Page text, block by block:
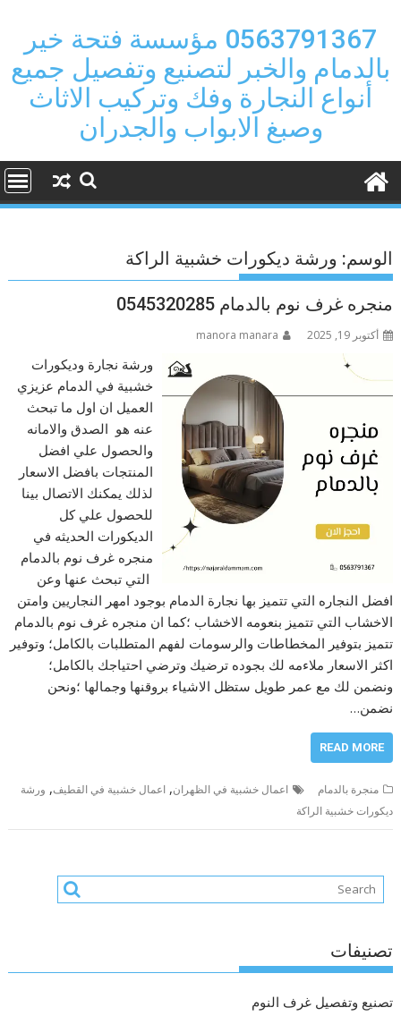
content
0563791367 مؤسسة فتحة خير
بالدمام والخبر لتصنيع وتفصيل جميع
أنواع النجارة وفك وتركيب الاثاث
وصبغ الابواب والجدران
الوسم: ورشة ديكورات خشبية الراكة
منجره غرف نوم بالدمام 0545320285
أكتوبر 19, 2025 manora manara
ورشة نجارة وديكورات
خشبية في الدمام عزيزي
العميل ان اول ما تبحث
عنه هو الصدق والامانه
والحصول علي افضل
المنتجات بافضل الاسعار
لذلك يمكنك الاتصال بينا
للحصول علي كل
الديكورات الحديثه في
منجره غرف نوم بالدمام
التي تبحث عنها وعن
افضل النجاره التي تتميز بها نجارة الدمام بوجود امهر النجاريين وامتن
الاخشاب التي تتميز بنعومه الاخشاب ؛كما ان منجره غرف نوم بالدمام
تتميز بتوفير المخطاطات والرسومات لفهم المتطلبات بالكامل؛ وتوفير
اكثر الاسعار ملاءمه لك بجوده ترضيك وترضي احتياجك بالكامل؛
ونضمن لك مع عمر طويل ستظل الاشياء بروقنها وجمالها ؛ونحن
نضمن…
READ MORE
منجرة بالدمام اعمال خشبية في الظهران,اعمال خشبية في القطيف, ورشة
ديكورات خشبية الراكة
تصنيفات
تصنيع وتفصيل غرف النوم